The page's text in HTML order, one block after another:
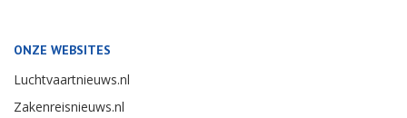
ONZE WEBSITES
Luchtvaartnieuws.nl
Zakenreisnieuws.nl